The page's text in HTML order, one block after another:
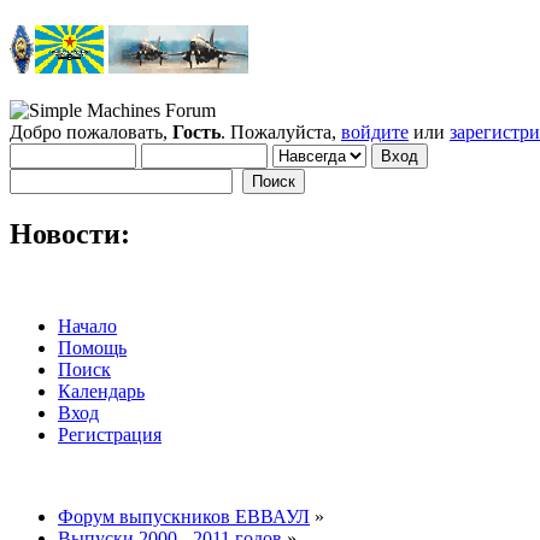
Добро пожаловать, Гость. Пожалуйста, войдите или
Новости:
Начало
Помощь
Поиск
Календарь
Вход
Регистрация
Форум выпускников ЕВВАУЛ »